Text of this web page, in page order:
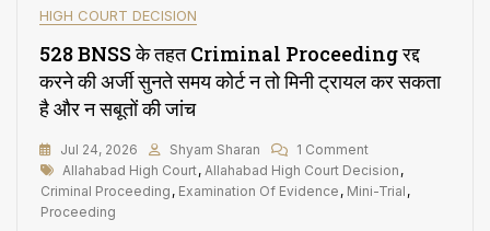
ही
अमान्य,
नोटिस
और
उससे
HIGH COURT DECISION
528 BNSS के तहत Criminal Proceeding रद्द
करने की अर्जी सुनते समय कोर्ट न तो मिनी ट्रायल कर सकता
है और न सबूतों की जांच
Jul 24, 2026 Shyam Sharan 1 CommentOn
528
BNSS
Tags
Allahabad High Court, Allahabad High Court Decision ,
Criminal Proceeding , Examination Of Evidence , Mini-Trial ,
Proceeding